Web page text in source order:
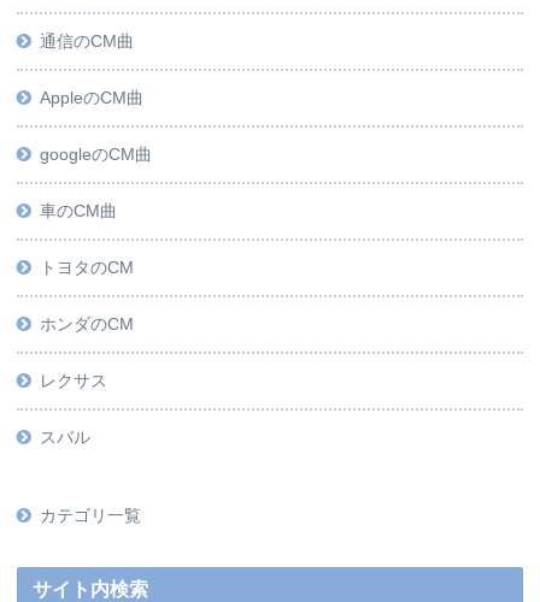
通信のCM曲
AppleのCM曲
googleのCM曲
車のCM曲
トヨタのCM
ホンダのCM
レクサス
スバル
カテゴリ一覧
サイト内検索